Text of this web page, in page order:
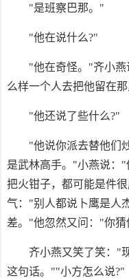
"是班察巴那。"
"他在说什么?"
"他在奇怪。"齐小
么样一个人去把他留在
"他还说了些什么?"
"他说你派去替他们
是武林高手。"小燕说：
把火钳子，都可能是件
气："别人都说卜鹰是人
差。"他忽然又问："你猜
齐小燕又笑了笑："
这句话。""小方怎么说?"